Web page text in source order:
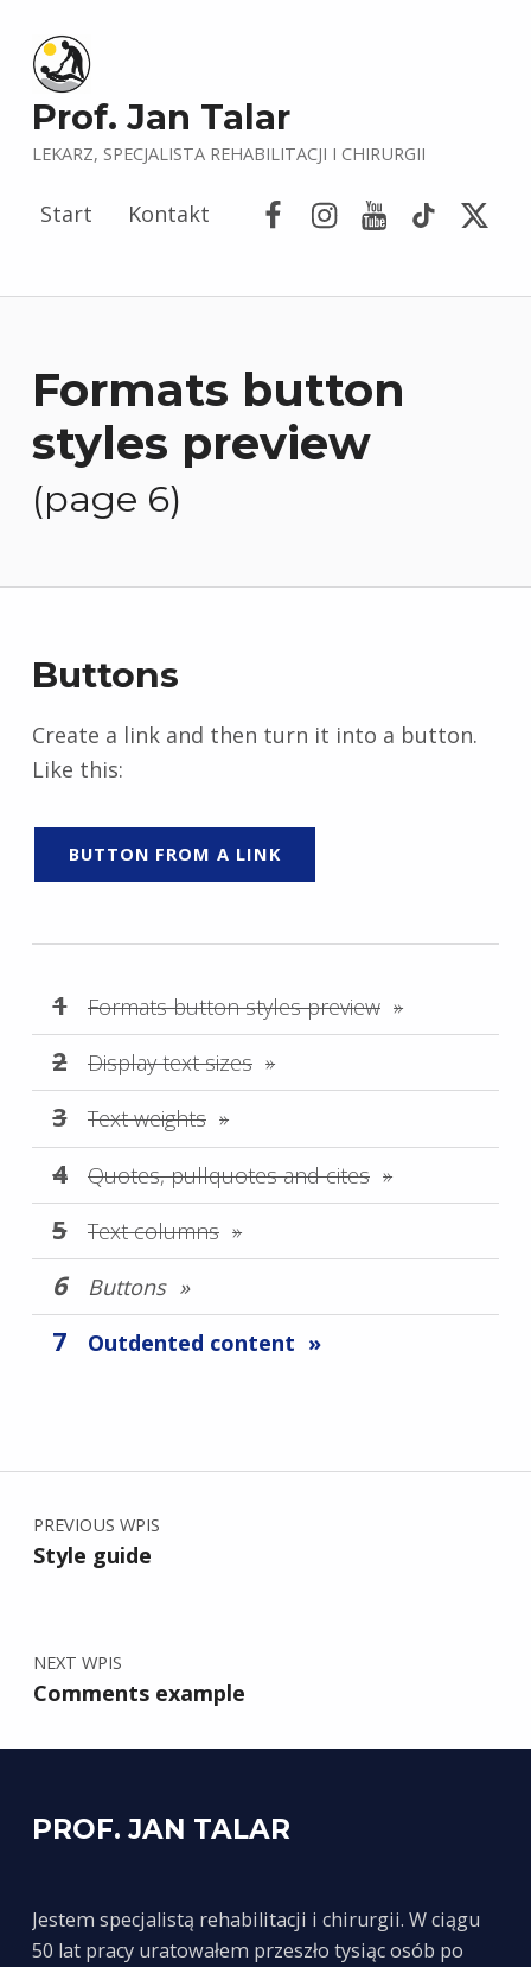
Prof. Jan Talar
LEKARZ, SPECJALISTA REHABILITACJI I CHIRURGII
Start Kontakt
Formats button
styles preview
(page 6)
Buttons
Create a link and then turn it into a button.
Like this:
BUTTON FROM A LINK
Formats button styles preview
Display text sizes
Text weights
Quotes, pullquotes and cites
Text columns
Buttons
Outdented content
Nawigacja wpisu
PREVIOUS WPIS
Style guide
NEXT WPIS
Comments example
PROF. JAN TALAR
Jestem specjalistą rehabilitacji i chirurgii. W ciągu
50 lat pracy uratowałem przeszło tysiąc osób po